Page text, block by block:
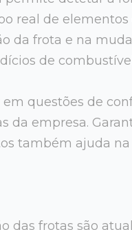
real de
da frota e na
de
questões de
da empresa.
também ajuda
das frotas são